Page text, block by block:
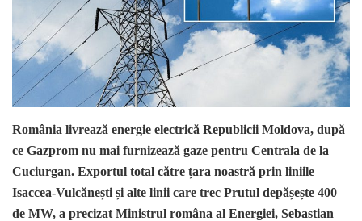
România livrează energie electrică Republicii Moldova, după
ce Gazprom nu mai furnizează gaze pentru Centrala de la
Cuciurgan. Exportul total către țara noastră prin liniile
Isaccea-Vulcănești și alte linii care trec Prutul depășește 400
de MW, a precizat Ministrul româna al Energiei, Sebastian